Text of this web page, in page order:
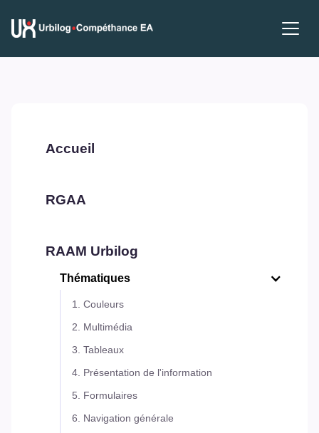
Accueil
RGAA
RAAM Urbilog
Thématiques
1. Couleurs
2. Multimédia
3. Tableaux
4. Présentation de l'information
5. Formulaires
6. Navigation générale